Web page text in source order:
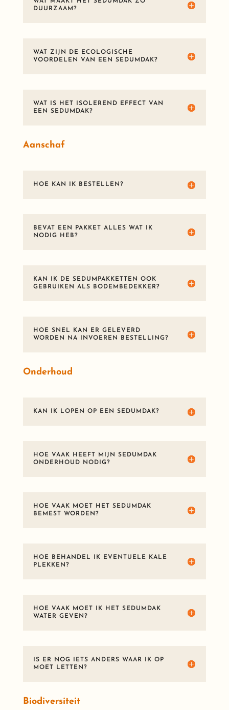
DUURZAAM?
WAT ZIJN DE ECOLOGISCHE
VOORDELEN VAN EEN SEDUMDAK?
WAT IS HET ISOLEREND EFFECT VAN
EEN SEDUMDAK?
Aanschaf
HOE KAN IK BESTELLEN?
BEVAT EEN PAKKET ALLES WAT IK
NODIG HEB?
KAN IK DE SEDUMPAKKETTEN OOK
GEBRUIKEN ALS BODEMBEDEKKER?
HOE SNEL KAN ER GELEVERD
WORDEN NA INVOEREN BESTELLING?
Onderhoud
KAN IK LOPEN OP EEN SEDUMDAK?
HOE VAAK HEEFT MIJN SEDUMDAK
ONDERHOUD NODIG?
HOE VAAK MOET HET SEDUMDAK
BEMEST WORDEN?
HOE BEHANDEL IK EVENTUELE KALE
PLEKKEN?
HOE VAAK MOET IK HET SEDUMDAK
WATER GEVEN?
IS ER NOG IETS ANDERS WAAR IK OP
MOET LETTEN?
Biodiversiteit